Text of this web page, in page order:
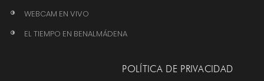
WEBCAM EN VIVO
EL TIEMPO EN BENALMÁDENA
POLÍTICA DE PRIVACIDAD